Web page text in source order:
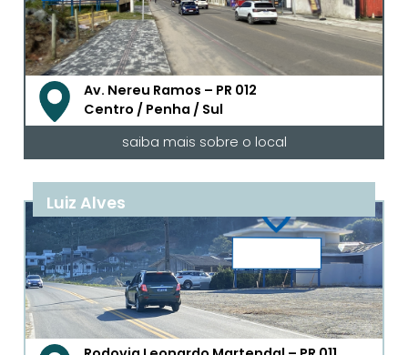
Av. Nereu Ramos – PR 012
Centro / Penha / Sul
saiba mais sobre o local
Luiz Alves